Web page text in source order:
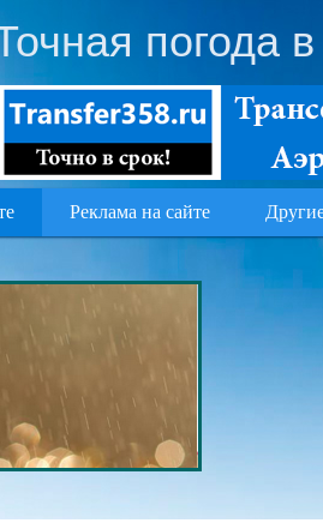
погода
Реклама на сайте